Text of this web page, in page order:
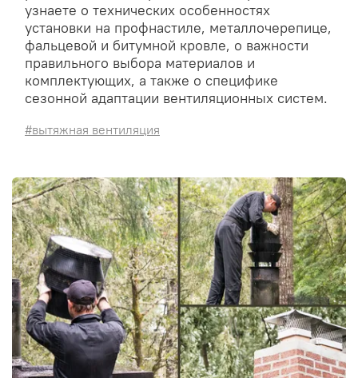
узнаете о технических особенностях
установки на профнастиле, металлочерепице,
фальцевой и битумной кровле, о важности
правильного выбора материалов и
комплектующих, а также о специфике
сезонной адаптации вентиляционных систем.
#вытяжная вентиляция